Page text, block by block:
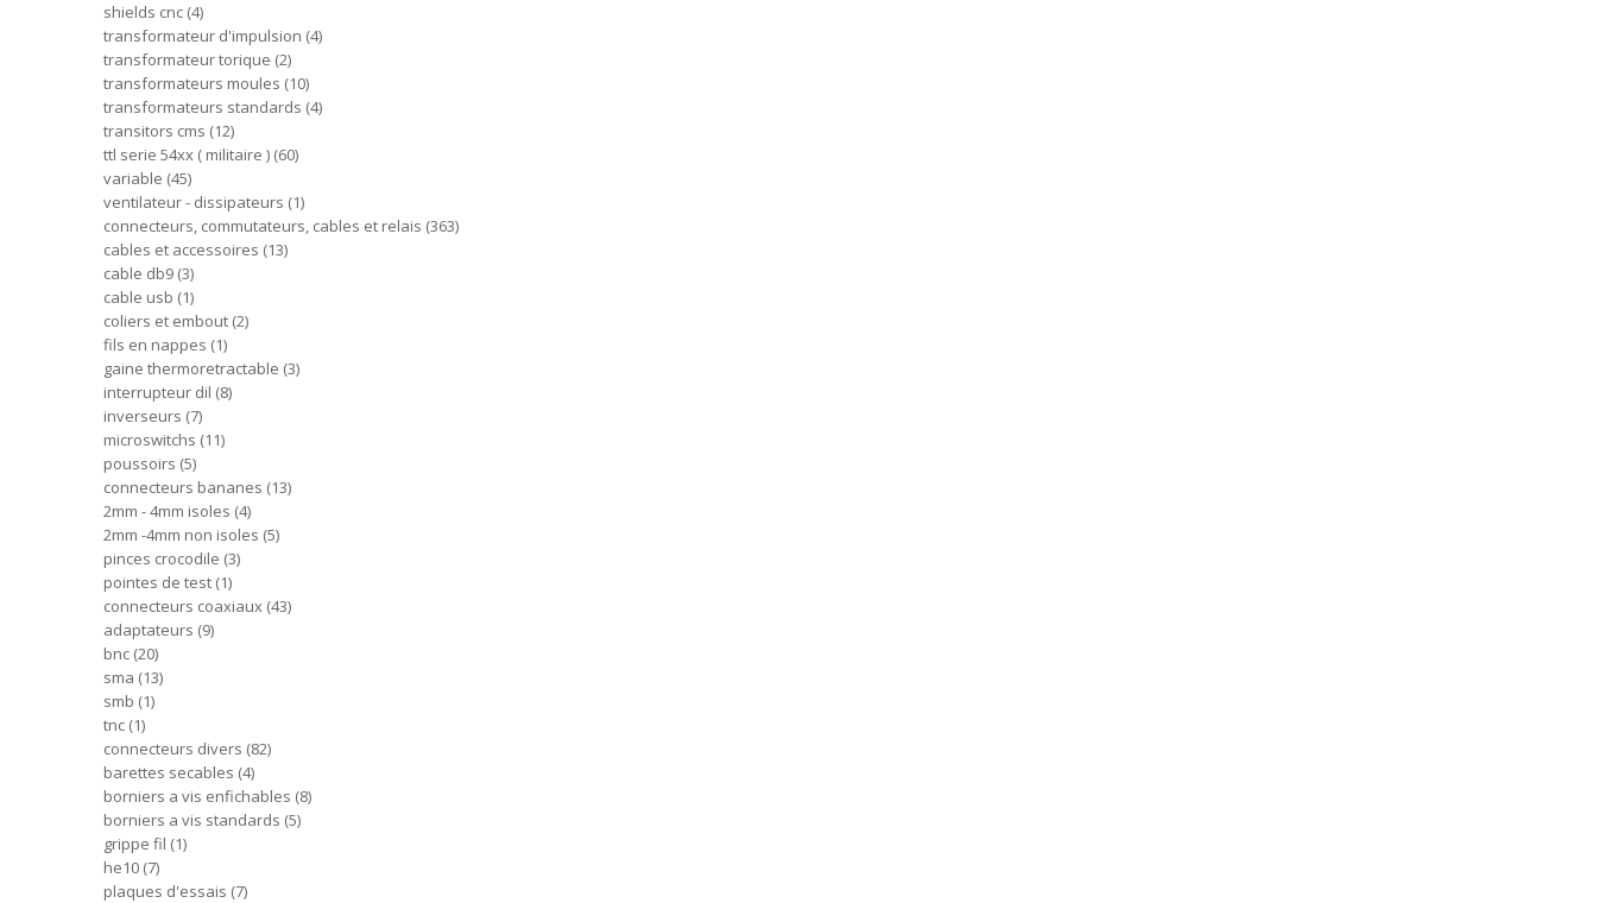
shields cnc 4
transformateur d'impulsion 4
transformateur torique 2
transformateurs moules 10
transformateurs standards 4
transitors cms 12
ttl serie 54xx ( militaire ) 60
variable 45
ventilateur - dissipateurs 1
connecteurs, commutateurs, cables et relais 363
cables et accessoires 13
cable db9 3
cable usb 1
coliers et embout 2
fils en nappes 1
gaine thermoretractable 3
interrupteur dil 8
inverseurs 7
microswitchs 11
poussoirs 5
connecteurs bananes 13
2mm - 4mm isoles 4
2mm -4mm non isoles 5
pinces crocodile 3
pointes de test 1
connecteurs coaxiaux 43
adaptateurs 9
bnc 20
sma 13
smb 1
tnc 1
connecteurs divers 82
barettes secables 4
borniers a vis enfichables 8
borniers a vis standards 5
grippe fil 1
he10 7
plaques d'essais 7